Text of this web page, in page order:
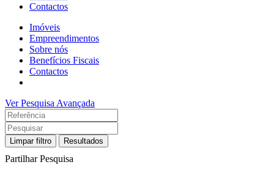
Contactos
Imóveis
Empreendimentos
Sobre nós
Benefícios Fiscais
Contactos
Ver Pesquisa Avançada
Limpar filtro Resultados
Partilhar Pesquisa